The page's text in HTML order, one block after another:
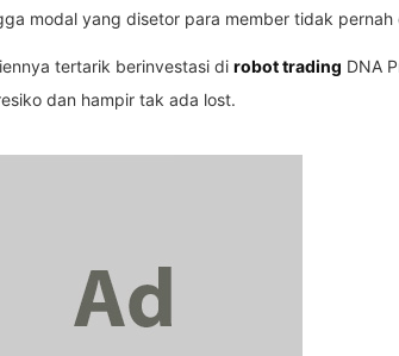
modal yang disetor para member tidak
tertarik berinvestasi di robot trading DNA
dan hampir tak ada lost.